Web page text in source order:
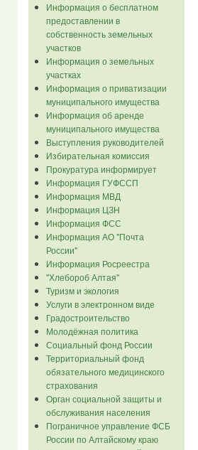
Информация о бесплатном
предоставлении в
собственность земельных
участков
Информация о земельных
участках
Информация о приватизации
муниципального имущества
Информация об аренде
муниципального имущества
Выступления руководителей
Избирательная комиссия
Прокуратура информирует
Информация ГУФССП
Информация МВД
Информация ЦЗН
Информация ФСС
Информация АО "Почта
России"
Информация Росреестра
"Хлебороб Алтая"
Туризм и экология
Услуги в электронном виде
Градостроительство
Молодёжная политика
Социальный фонд России
Территориальный фонд
обязательного медицинского
страхования
Орган социальной защиты и
обслуживания населения
Пограничное управление ФСБ
России по Алтайскому краю